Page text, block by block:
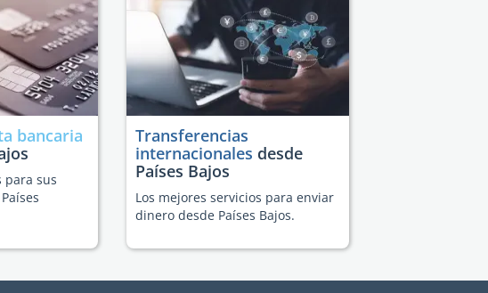
bancaria
para sus
Transferencias
internacionales desde
Países Bajos
Los mejores servicios para enviar
dinero desde Países Bajos.